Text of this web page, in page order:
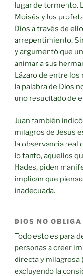
lugar de tormento.
Moisés y los
Dios a través de
arrepentimiento.
y argumentó que
animar a sus
Lázaro de entre
la palabra de Dios
uno resucitado de
Juan también
milagros de Jesús
la observancia real
lo tanto, aquellos
Hades, piden
implican que
inadecuada.
DIOS NO
Todo esto es para
personas a creer
directa y milagrosa
excluyendo la